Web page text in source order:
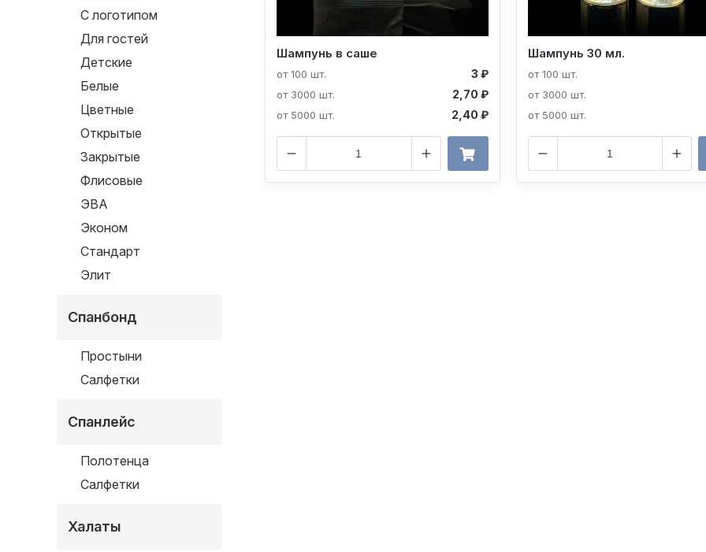
С логотипом
Для гостей
Детские
Белые
Цветные
Открытые
Закрытые
Флисовые
ЭВА
Эконом
Стандарт
Элит
Спанбонд
Простыни
Салфетки
Спанлейс
Полотенца
Салфетки
Халаты
Шампунь в саше
от 100 шт. 3 ₽
от 3000 шт. 2,70 ₽
от 5000 шт. 2,40 ₽
Шампунь 30 мл.
от 100 шт.
от 3000 шт.
от 5000 шт.